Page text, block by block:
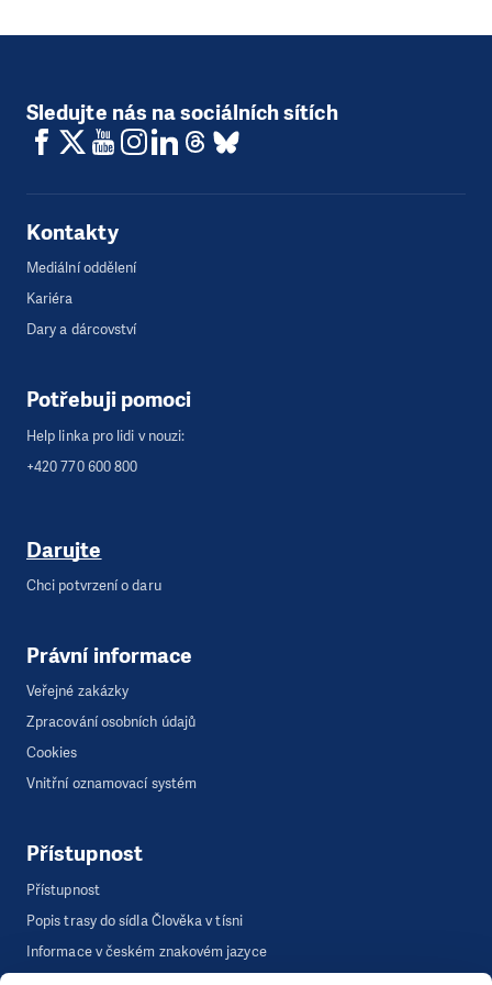
1294, 430 01 Chomutov. Bez předchozího
objednání je možné přijít každé úterý od 10:00 do
12:00 a od 12:30 do 15:00 hodin. Jinak je setkání
služby jsou i doprovody na úřady a do dalších
Kapacita:
více let
Sledujte nás na sociálních sítích
Kontakty
Mediální oddělení
Kariéra
Dary a dárcovství
Potřebuji pomoci
Help linka pro lidi v nouzi:
+420 770 600 800
Darujte
Chci potvrzení o daru
Právní informace
Veřejné zakázky
Zpracování osobních údajů
Cookies
Vnitřní oznamovací systém
Přístupnost
Přístupnost
Popis trasy do sídla Člověka v tísni
Informace v českém znakovém jazyce